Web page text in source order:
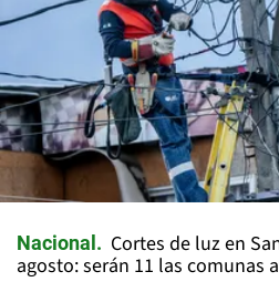
Nacional
Cortes de luz en
agosto: serán 11 las comunas